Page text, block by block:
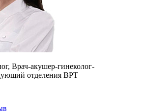
Врач-акушер-гинеколог-
отделения ВРТ